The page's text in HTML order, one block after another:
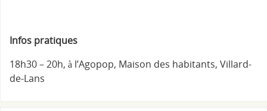
Infos pratiques
18h30 – 20h, à l’Agopop, Maison des habitants, Villard-
de-Lans